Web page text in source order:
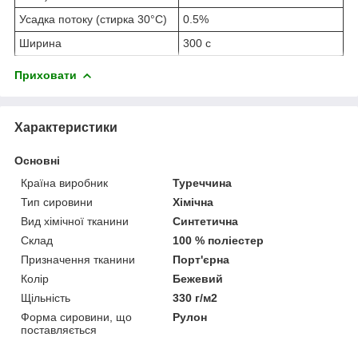
Усадка потоку (стирка 30°C)
0.5%
Ширина
300 с
Приховати
Характеристики
Основні
Країна виробник
Туреччина
Тип сировини
Хімічна
Вид хімічної тканини
Синтетична
Склад
100 % поліестер
Призначення тканини
Порт'єрна
Колір
Бежевий
Щільність
330 г/м2
Форма сировини, що
поставляється
Рулон